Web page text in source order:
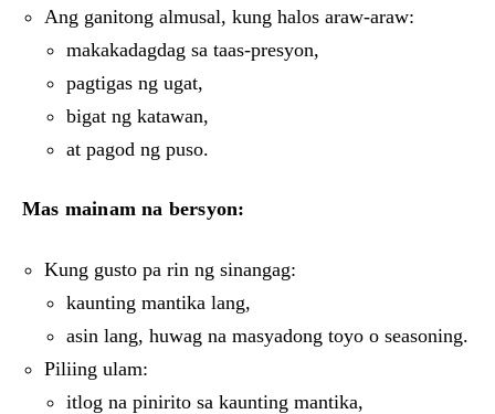
Ang ganitong almusal, kung halos araw-araw:
makakadagdag sa taas-presyon,
pagtigas ng ugat,
bigat ng katawan,
at pagod ng puso.
Mas mainam na bersyon:
Kung gusto pa rin ng sinangag:
kaunting mantika lang,
asin lang, huwag na masyadong toyo o seasoning.
Piliing ulam:
itlog na pinirito sa kaunting mantika,